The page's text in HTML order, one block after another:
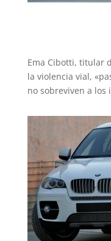
Ema Cibotti, titular
la violencia vial,
no sobreviven a los